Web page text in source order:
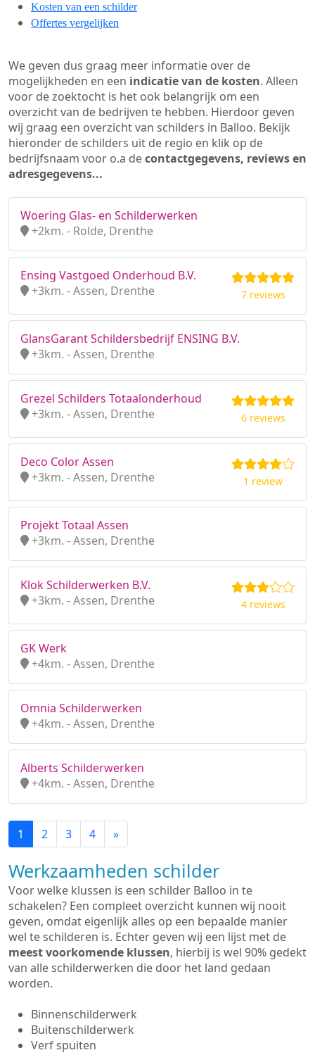
Kosten van een schilder
Offertes vergelijken
We geven dus graag meer informatie over de
mogelijkheden en een indicatie van de kosten. Alleen
voor de zoektocht is het ook belangrijk om een
overzicht van de bedrijven te hebben. Hierdoor geven
wij graag een overzicht van schilders in Balloo. Bekijk
hieronder de schilders uit de regio en klik op de
bedrijfsnaam voor o.a decontactgegevens, reviews en
adresgegevens...
Woering Glas- en Schilderwerken
+2km. - Rolde, Drenthe
Ensing Vastgoed Onderhoud B.V.
+3km. - Assen, Drenthe
7 reviews
GlansGarant Schildersbedrijf ENSING B.V.
+3km. - Assen, Drenthe
Grezel Schilders Totaalonderhoud
+3km. - Assen, Drenthe
6 reviews
Deco Color Assen
+3km. - Assen, Drenthe
1 review
Projekt Totaal Assen
+3km. - Assen, Drenthe
Klok Schilderwerken B.V.
+3km. - Assen, Drenthe
4 reviews
GK Werk
+4km. - Assen, Drenthe
Omnia Schilderwerken
+4km. - Assen, Drenthe
Alberts Schilderwerken
+4km. - Assen, Drenthe
1 2 3 4 »
Werkzaamheden schilder
Voor welke klussen is een schilder Balloo in te
schakelen? Een compleet overzicht kunnen wij nooit
geven, omdat eigenlijk alles op een bepaalde manier
wel te schilderen is. Echter geven wij een lijst met de
meest voorkomende klussen, hierbij is wel 90% gedekt
van alle schilderwerken die door het land gedaan
worden.
Binnenschilderwerk
Buitenschilderwerk
Verf spuiten